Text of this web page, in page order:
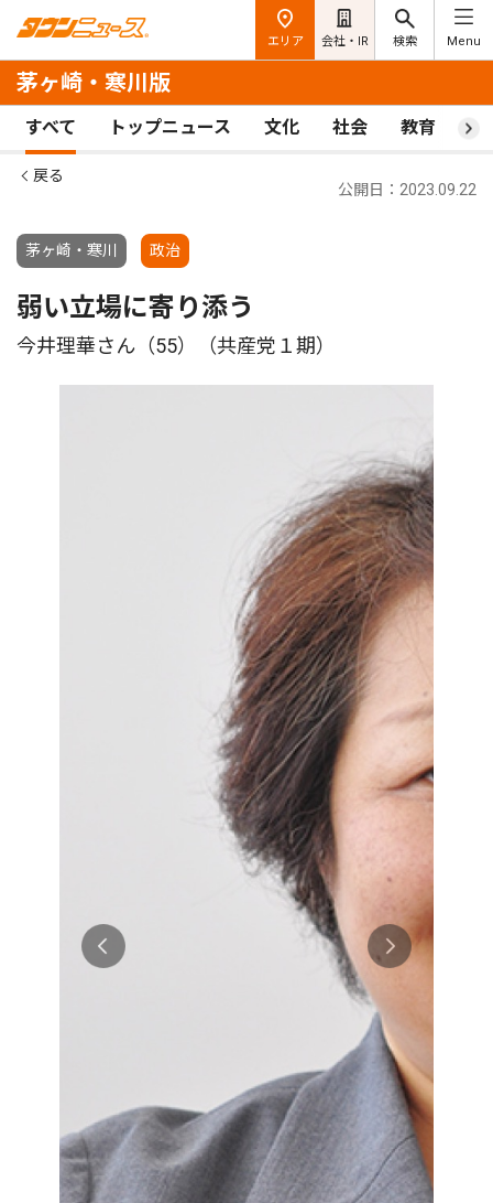
エリア 会社・IR 検索 Menu
茅ヶ崎・寒川版
すべて トップニュース 文化 社会 教育 ス
戻る
茅ヶ崎・寒川 政治
公開日：2023.09.22
弱い立場に寄り添う
今井理華さん（55）（共産党１期）